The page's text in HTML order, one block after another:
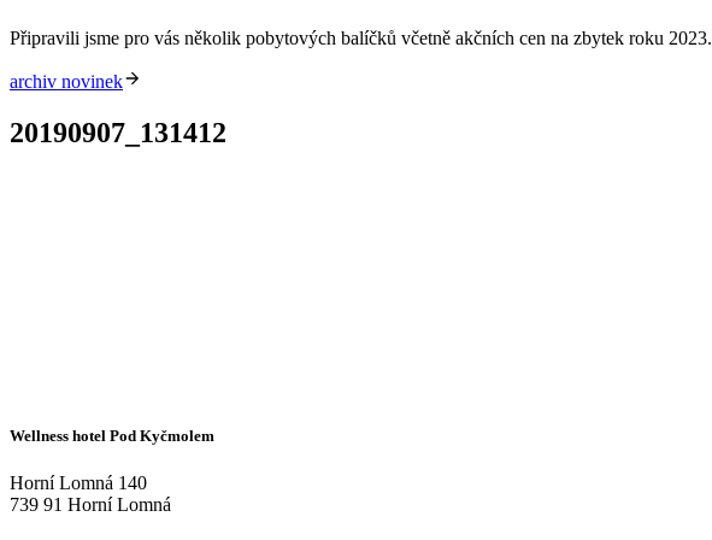
Připravili jsme pro vás několik pobytových balíčků včetně akčních cen na zbytek roku 2023.
archiv novinek
20190907_131412
Wellness hotel Pod Kyčmolem
Horní Lomná 140
739 91 Horní Lomná